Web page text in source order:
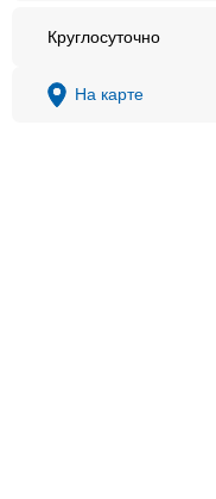
Круглосуточно
На карте